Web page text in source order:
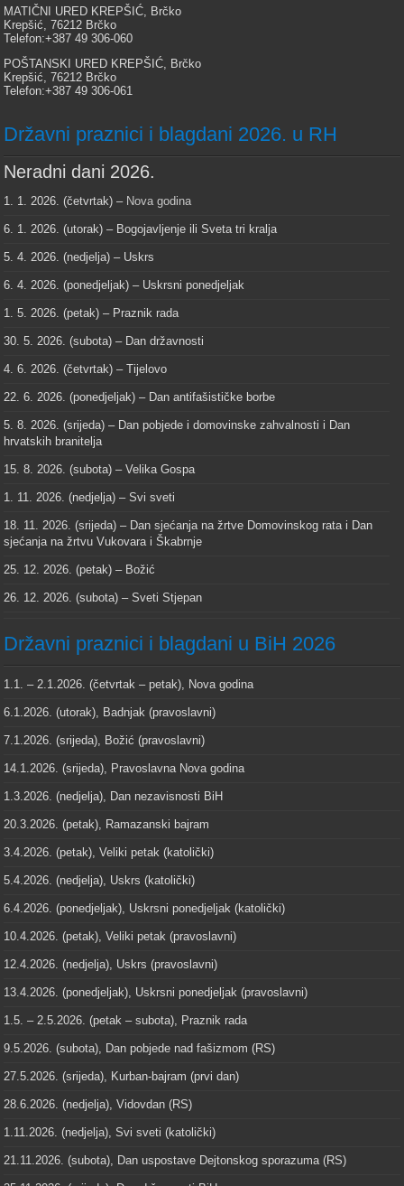
MATIČNI URED KREPŠIĆ, Brčko
Krepšić, 76212 Brčko
Telefon:+387 49 306-060
POŠTANSKI URED KREPŠIĆ, Brčko
Krepšić, 76212 Brčko
Telefon:+387 49 306-061
Državni praznici i blagdani 2026. u RH
Neradni dani 2026.
1. 1. 2026. (četvrtak) – Nova godina
6. 1. 2026. (utorak) – Bogojavljenje ili Sveta tri kralja
5. 4. 2026. (nedjelja) – Uskrs
6. 4. 2026. (ponedjeljak) – Uskrsni ponedjeljak
1. 5. 2026. (petak) – Praznik rada
30. 5. 2026. (subota) – Dan državnosti
4. 6. 2026. (četvrtak) – Tijelovo
22. 6. 2026. (ponedjeljak) – Dan antifašističke borbe
5. 8. 2026. (srijeda) – Dan pobjede i domovinske zahvalnosti i Dan
hrvatskih branitelja
15. 8. 2026. (subota) – Velika Gospa
1. 11. 2026. (nedjelja) – Svi sveti
18. 11. 2026. (srijeda) – Dan sjećanja na žrtve Domovinskog rata i Dan
sjećanja na žrtvu Vukovara i Škabrnje
25. 12. 2026. (petak) – Božić
26. 12. 2026. (subota) – Sveti Stjepan
Državni praznici i blagdani u BiH 2026
1.1. – 2.1.2026. (četvrtak – petak), Nova godina
6.1.2026. (utorak), Badnjak (pravoslavni)
7.1.2026. (srijeda), Božić (pravoslavni)
14.1.2026. (srijeda), Pravoslavna Nova godina
1.3.2026. (nedjelja), Dan nezavisnosti BiH
20.3.2026. (petak), Ramazanski bajram
3.4.2026. (petak), Veliki petak (katolički)
5.4.2026. (nedjelja), Uskrs (katolički)
6.4.2026. (ponedjeljak), Uskrsni ponedjeljak (katolički)
10.4.2026. (petak), Veliki petak (pravoslavni)
12.4.2026. (nedjelja), Uskrs (pravoslavni)
13.4.2026. (ponedjeljak), Uskrsni ponedjeljak (pravoslavni)
1.5. – 2.5.2026. (petak – subota), Praznik rada
9.5.2026. (subota), Dan pobjede nad fašizmom (RS)
27.5.2026. (srijeda), Kurban-bajram (prvi dan)
28.6.2026. (nedjelja), Vidovdan (RS)
1.11.2026. (nedjelja), Svi sveti (katolički)
21.11.2026. (subota), Dan uspostave Dejtonskog sporazuma (RS)